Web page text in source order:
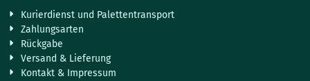
Kurierdienst und Palettentransport
Zahlungsarten
Rückgabe
Versand & Lieferung
Kontakt & Impressum